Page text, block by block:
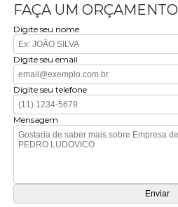
FAÇA UM ORÇAMENTO
Digite seu nome
Digite seu email
Digite seu telefone
Mensagem